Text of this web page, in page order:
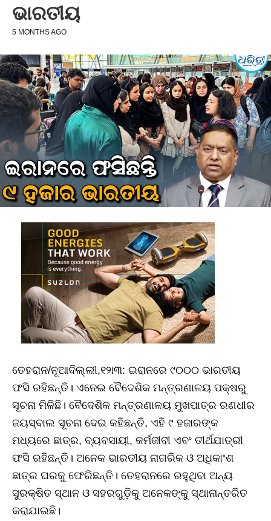
ଭାରତୀୟ
5 MONTHS AGO
ତେହରାନ/ନୂଆଦିଲ୍ଲୀ,୧୨ା୩: ଇରାନରେ ୯୦୦୦ ଭାରତୀୟ
ଫସି ରହିଛନ୍ତି। ଏନେଇ ବୈଦେଶିକ ମନ୍ତ୍ରଣାଳୟ ପକ୍ଷରୁ
ସୂଚନା ମିଳିଛି। ବୈଦେଶିକ ମନ୍ତ୍ରଣାଳୟ ମୁଖପାତ୍ର ରଣଧୀର
ଜୟସ୍ବାଲ ସୂଚନା ଦେଇ କହିଛନ୍ତି, ଏହି ୯ ହଜାରଙ୍କ
ମଧ୍ୟରେ ଛାତ୍ର, ବ୍ୟବସାୟୀ, କର୍ମଜୀବୀ ଏବଂ ତୀର୍ଥଯାତ୍ରୀ
ଫସି ରହିଛନ୍ତି। ଅନେକ ଭାରତୀୟ ନାଗରିକ ଓ ଅଧିକାଂଶ
ଛାତ୍ର ଘରକୁ ଫେରିଛନ୍ତି। ତେହରାନରେ ରହୁଥିବା ଅନ୍ୟ
ସୁରକ୍ଷିତ ସ୍ଥାନ ଓ ସହରଗୁଡ଼ିକୁ ଅନେକଙ୍କୁ ସ୍ଥାନାନ୍ତରିତ
କରାଯାଇଛି।